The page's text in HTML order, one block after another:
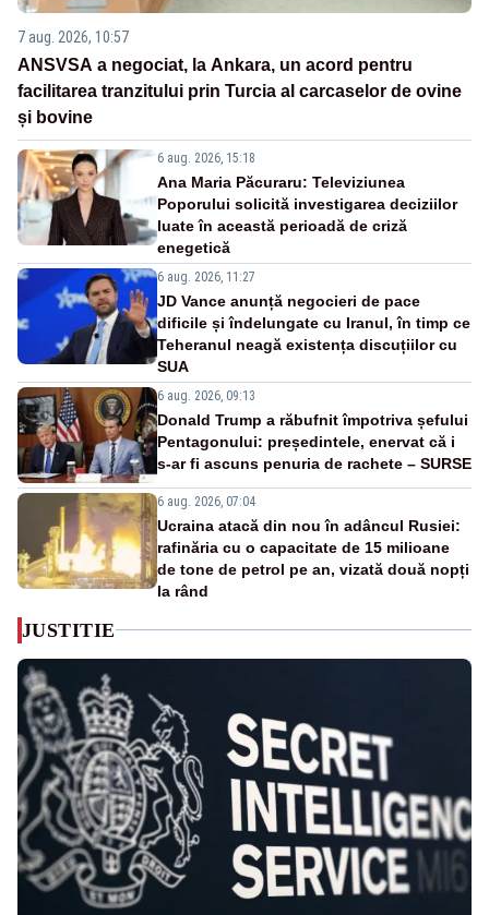
7 aug. 2026, 10:57
ANSVSA a negociat, la Ankara, un acord pentru
facilitarea tranzitului prin Turcia al carcaselor de ovine
și bovine
6 aug. 2026, 15:18
Ana Maria Păcuraru: Televiziunea
Poporului solicită investigarea deciziilor
luate în această perioadă de criză
enegetică
6 aug. 2026, 11:27
JD Vance anunță negocieri de pace
dificile și îndelungate cu Iranul, în timp ce
Teheranul neagă existența discuțiilor cu
SUA
6 aug. 2026, 09:13
Donald Trump a răbufnit împotriva șefului
Pentagonului: președintele, enervat că i
s-ar fi ascuns penuria de rachete – SURSE
6 aug. 2026, 07:04
Ucraina atacă din nou în adâncul Rusiei:
rafinăria cu o capacitate de 15 milioane
de tone de petrol pe an, vizată două nopți
la rând
JUSTITIE